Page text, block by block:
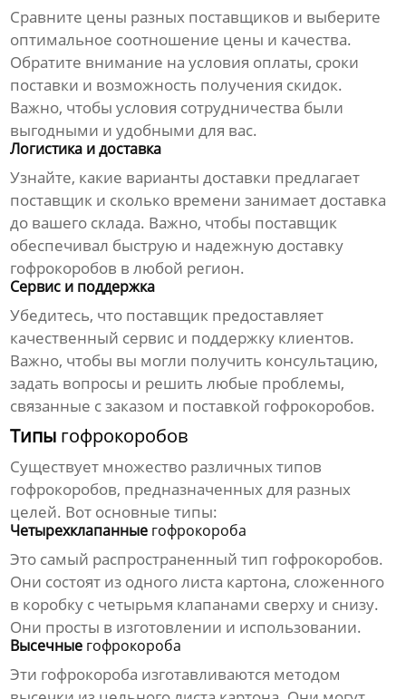
Сравните цены разных поставщиков и выберите
оптимальное соотношение цены и качества.
Обратите внимание на условия оплаты, сроки
поставки и возможность получения скидок.
Важно, чтобы условия сотрудничества были
выгодными и удобными для вас.
Логистика и доставка
Узнайте, какие варианты доставки предлагает
поставщик и сколько времени занимает доставка
до вашего склада. Важно, чтобы поставщик
обеспечивал быструю и надежную доставку
гофрокоробов в любой регион.
Сервис и поддержка
Убедитесь, что поставщик предоставляет
качественный сервис и поддержку клиентов.
Важно, чтобы вы могли получить консультацию,
задать вопросы и решить любые проблемы,
связанные с заказом и поставкой гофрокоробов.
Типы гофрокоробов
Существует множество различных типов
гофрокоробов, предназначенных для разных
целей. Вот основные типы:
Четырехклапанные гофрокороба
Это самый распространенный тип гофрокоробов.
Они состоят из одного листа картона, сложенного
в коробку с четырьмя клапанами сверху и снизу.
Они просты в изготовлении и использовании.
Высечные гофрокороба
Эти гофрокороба изготавливаются методом